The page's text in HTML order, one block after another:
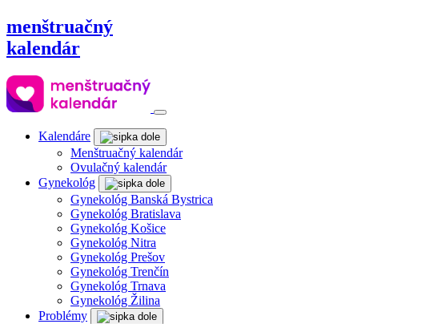
menštruačný
kalendár
Kalendáre
Menštruačný kalendár
Ovulačný kalendár
Gynekológ
Gynekológ Banská Bystrica
Gynekológ Bratislava
Gynekológ Košice
Gynekológ Nitra
Gynekológ Prešov
Gynekológ Trenčín
Gynekológ Trnava
Gynekológ Žilina
Problémy